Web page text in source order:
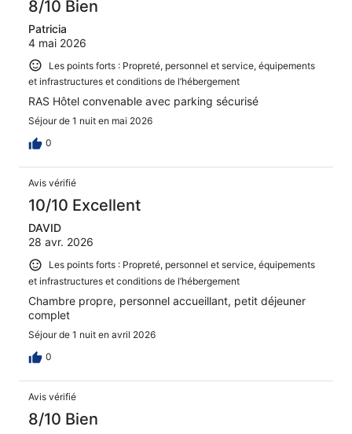
8/10 Bien
Patricia
4 mai 2026
Les points forts : Propreté, personnel et service, équipements
et infrastructures et conditions de l’hébergement
RAS Hôtel convenable avec parking sécurisé
Séjour de 1 nuit en mai 2026
0
Avis vérifié
10/10 Excellent
DAVID
28 avr. 2026
Les points forts : Propreté, personnel et service, équipements
et infrastructures et conditions de l’hébergement
Chambre propre, personnel accueillant, petit déjeuner
complet
Séjour de 1 nuit en avril 2026
0
Avis vérifié
8/10 Bien